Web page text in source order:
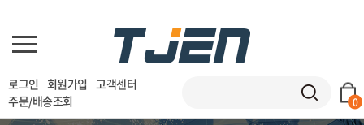
로그인 회원가입
고객센터
주문/배송조회
0